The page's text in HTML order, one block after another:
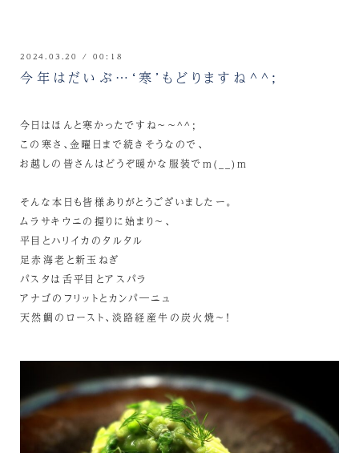
2024.03.20 / 00:18
今年はだいぶ…‘寒’もどりますね^^;
今日はほんと寒かったですね～～^^;
この寒さ、金曜日まで続きそうなので、
お越しの皆さんはどうぞ暖かな服装でm(__)m
そんな本日も皆様ありがとうございましたー。
ムラサキウニの握りに始まり～、
平目とハリイカのタルタル
足赤海老と新玉ねぎ
パスタは舌平目とアスパラ
アナゴのフリットとカンパ―ニュ
天然鯛のロースト、淡路経産牛の炭火焼～！